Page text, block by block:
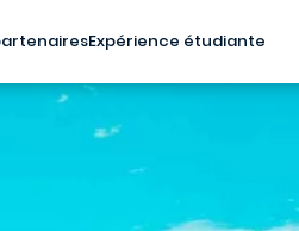
Expérience étudiante